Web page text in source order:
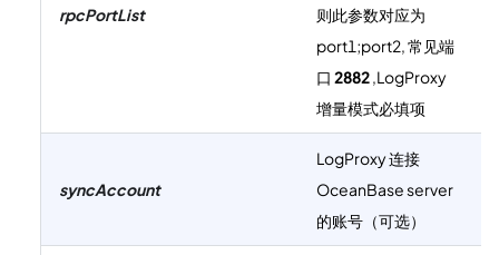
rpcPortList
则此参数对应为
port1;port2, 常见端
口 2882,LogProxy
增量模式必填项
syncAccount
LogProxy 连接
OceanBase server
的账号（可选）